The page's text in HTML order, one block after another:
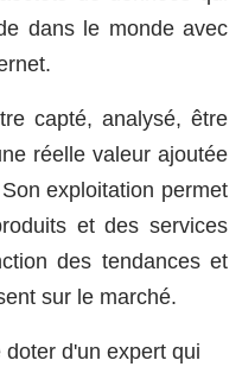
dans le monde avec
capté, analysé, être
réelle valeur ajoutée
exploitation permet
et des services
des tendances et
sur le marché.
d'un expert qui